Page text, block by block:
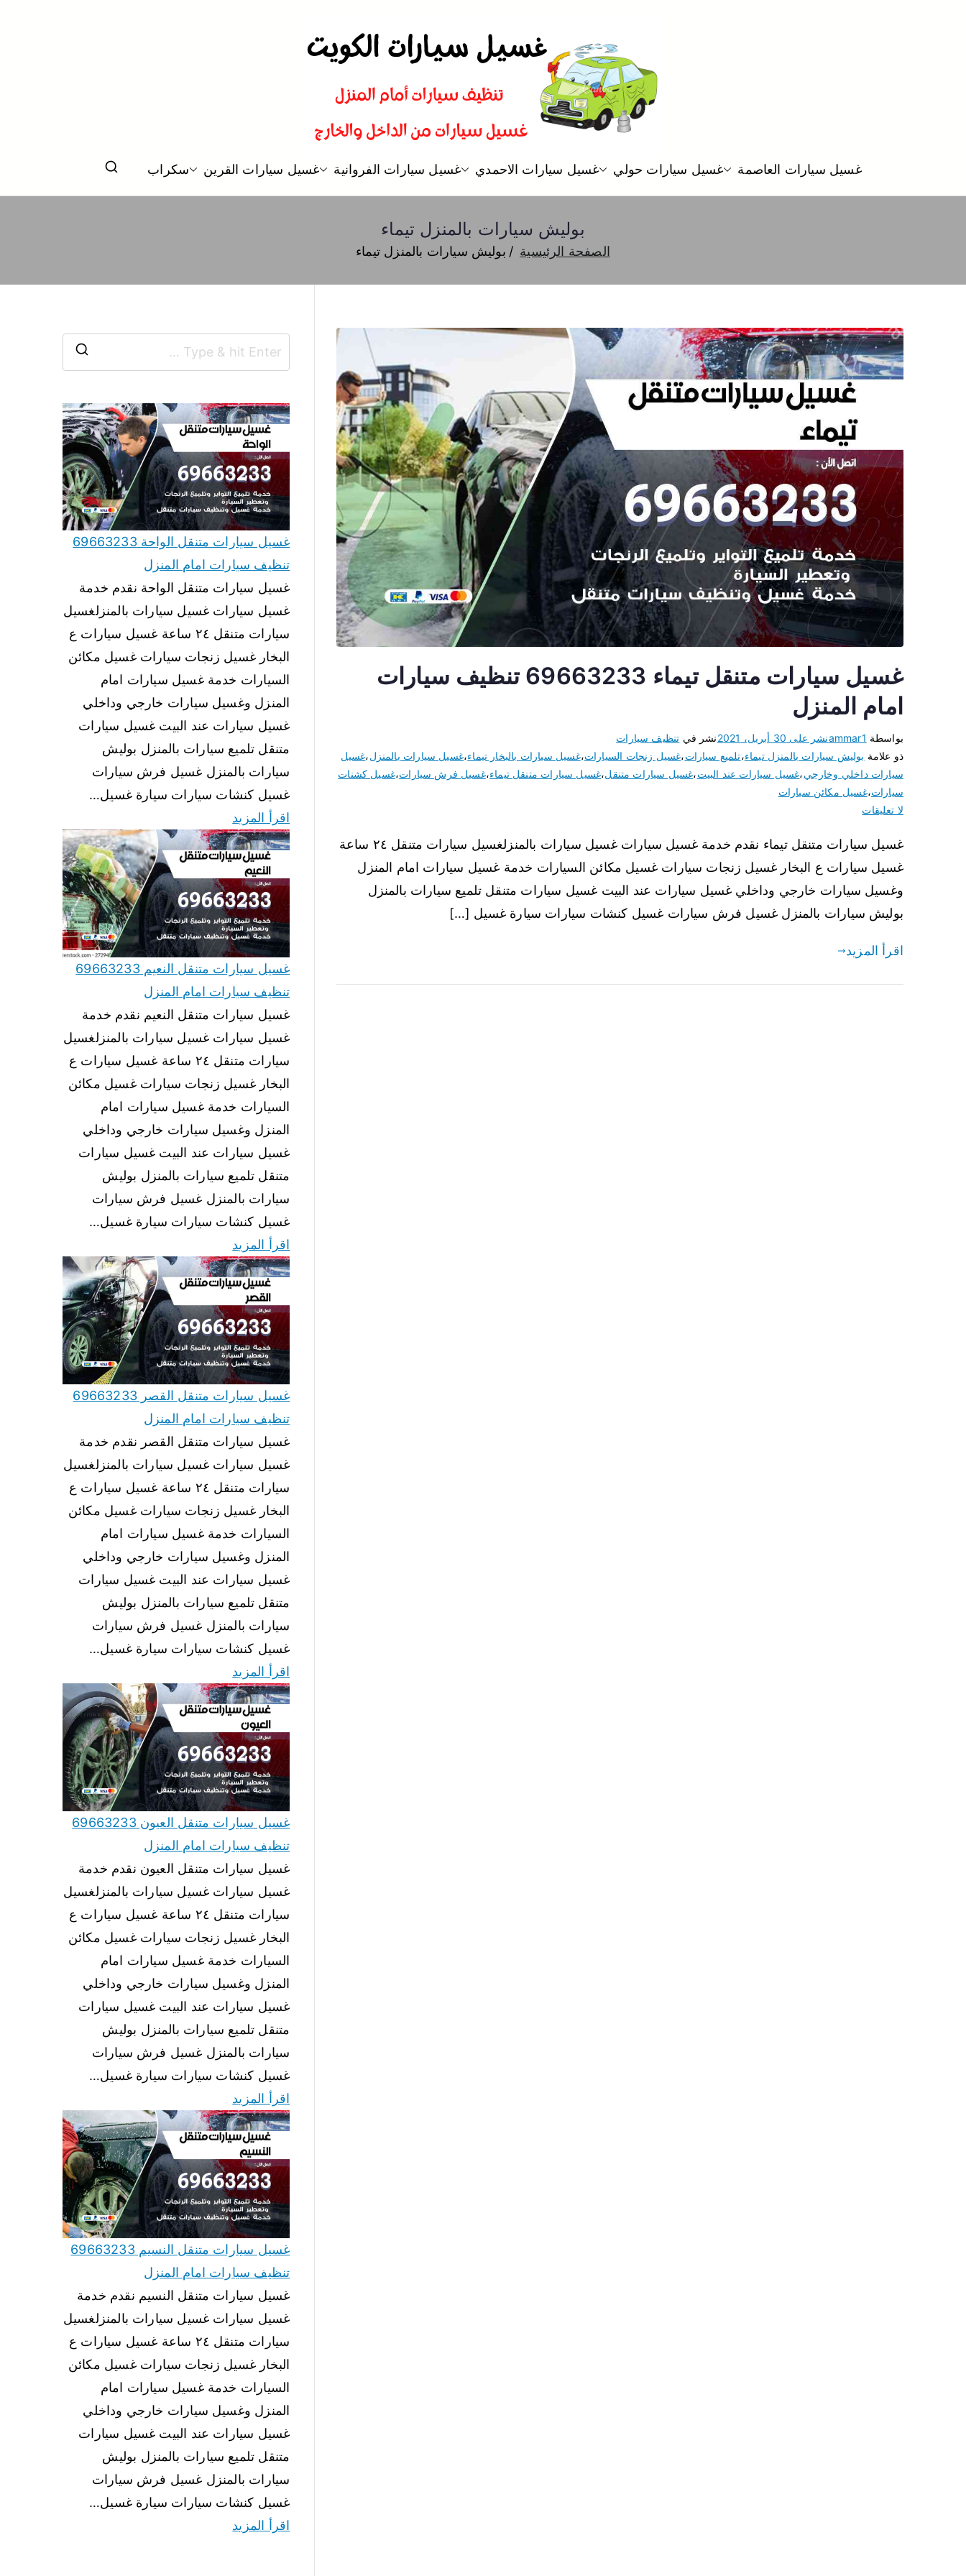
غسيل سيارات
شركة تنظيف سيارات و تلميع و بوليش في الكويت غسيل سيارات العاصمة غسيل سيارات حولي غسيل سيارات الاحمدي غسيل سيارات الفروانية غسيل سيارات القرين سكراب
بوليش سيارات بالمنزل تيماء
الصفحة الرئيسية بوليش سيارات بالمنزل تيماء
غسيل سيارات متنقل تيماء 69663233 تنظيف سيارات
امام المنزل
بواسطة ammar1نشر على 30 أبريل، 2021 نشر في تنظيف سيارات
ذو علامة بوليش سيارات بالمنزل تيماء،تلميع سيارات،غسيل زنجات السيارات،غسيل سيارات بالبخار تيماء،غسيل سيارات بالمنزل،غسيل
سيارات داخلي وخارجي،غسيل سيارات عند البيت،غسيل سيارات متنقل،غسيل سيارات متنقل تيماء،غسيل فرش سيارات،غسيل كشنات
سيارات،غسيل مكائن سيارات
لا تعليقات
غسيل سيارات متنقل تيماء نقدم خدمة غسيل سيارات غسيل سيارات بالمنزلغسيل سيارات متنقل ٢٤ ساعة
غسيل سيارات ع البخار غسيل زنجات سيارات غسيل مكائن السيارات خدمة غسيل سيارات امام المنزل
وغسيل سيارات خارجي وداخلي غسيل سيارات عند البيت غسيل سيارات متنقل تلميع سيارات بالمنزل
بوليش سيارات بالمنزل غسيل فرش سيارات غسيل كنشات سيارات سيارة غسيل […]
اقرأ المزيد
غسيل سيارات متنقل الواحة 69663233
تنظيف سيارات امام المنزل
غسيل سيارات متنقل الواحة نقدم خدمة
غسيل سيارات غسيل سيارات بالمنزلغسيل
سيارات متنقل ٢٤ ساعة غسيل سيارات ع
البخار غسيل زنجات سيارات غسيل مكائن
السيارات خدمة غسيل سيارات امام
المنزل وغسيل سيارات خارجي وداخلي
غسيل سيارات عند البيت غسيل سيارات
متنقل تلميع سيارات بالمنزل بوليش
سيارات بالمنزل غسيل فرش سيارات
غسيل كنشات سيارات سيارة غسيل…
اقرأ المزيد
غسيل سيارات متنقل النعيم 69663233
تنظيف سيارات امام المنزل
غسيل سيارات متنقل النعيم نقدم خدمة
غسيل سيارات غسيل سيارات بالمنزلغسيل
سيارات متنقل ٢٤ ساعة غسيل سيارات ع
البخار غسيل زنجات سيارات غسيل مكائن
السيارات خدمة غسيل سيارات امام
المنزل وغسيل سيارات خارجي وداخلي
غسيل سيارات عند البيت غسيل سيارات
متنقل تلميع سيارات بالمنزل بوليش
سيارات بالمنزل غسيل فرش سيارات
غسيل كنشات سيارات سيارة غسيل…
اقرأ المزيد
غسيل سيارات متنقل القصر 69663233
تنظيف سيارات امام المنزل
غسيل سيارات متنقل القصر نقدم خدمة
غسيل سيارات غسيل سيارات بالمنزلغسيل
سيارات متنقل ٢٤ ساعة غسيل سيارات ع
البخار غسيل زنجات سيارات غسيل مكائن
السيارات خدمة غسيل سيارات امام
المنزل وغسيل سيارات خارجي وداخلي
غسيل سيارات عند البيت غسيل سيارات
متنقل تلميع سيارات بالمنزل بوليش
سيارات بالمنزل غسيل فرش سيارات
غسيل كنشات سيارات سيارة غسيل…
اقرأ المزيد
غسيل سيارات متنقل العيون 69663233
تنظيف سيارات امام المنزل
غسيل سيارات متنقل العيون نقدم خدمة
غسيل سيارات غسيل سيارات بالمنزلغسيل
سيارات متنقل ٢٤ ساعة غسيل سيارات ع
البخار غسيل زنجات سيارات غسيل مكائن
السيارات خدمة غسيل سيارات امام
المنزل وغسيل سيارات خارجي وداخلي
غسيل سيارات عند البيت غسيل سيارات
متنقل تلميع سيارات بالمنزل بوليش
سيارات بالمنزل غسيل فرش سيارات
غسيل كنشات سيارات سيارة غسيل…
اقرأ المزيد
غسيل سيارات متنقل النسيم 69663233
تنظيف سيارات امام المنزل
غسيل سيارات متنقل النسيم نقدم خدمة
غسيل سيارات غسيل سيارات بالمنزلغسيل
سيارات متنقل ٢٤ ساعة غسيل سيارات ع
البخار غسيل زنجات سيارات غسيل مكائن
السيارات خدمة غسيل سيارات امام
المنزل وغسيل سيارات خارجي وداخلي
غسيل سيارات عند البيت غسيل سيارات
متنقل تلميع سيارات بالمنزل بوليش
سيارات بالمنزل غسيل فرش سيارات
غسيل كنشات سيارات سيارة غسيل…
اقرأ المزيد